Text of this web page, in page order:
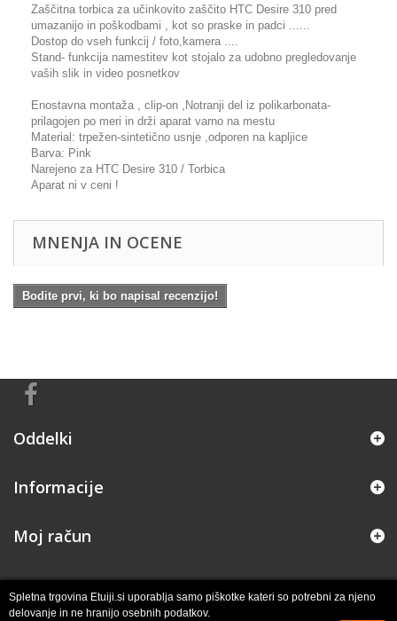
Zaščitna torbica za učinkovito zaščito HTC Desire 310 pred
umazanijo in poškodbami , kot so praske in padci ......
Dostop do vseh funkcij / foto,kamera ....
Stand- funkcija namestitev kot stojalo za udobno pregledovanje
vaših slik in video posnetkov
Enostavna montaža , clip-on ,Notranji del iz polikarbonata-
prilagojen po meri in drži aparat varno na mestu
Material: trpežen-sintetično usnje ,odporen na kapljice
Barva: Pink
Narejeno za HTC Desire 310 / Torbica
Aparat ni v ceni !
MNENJA IN OCENE
Bodite prvi, ki bo napisal recenzijo!
Oddelki
Informacije
Moj račun
Spletna trgovina Etuiji.si uporablja samo piškotke kateri so potrebni za njeno
delovanje in ne hranijo osebnih podatkov.